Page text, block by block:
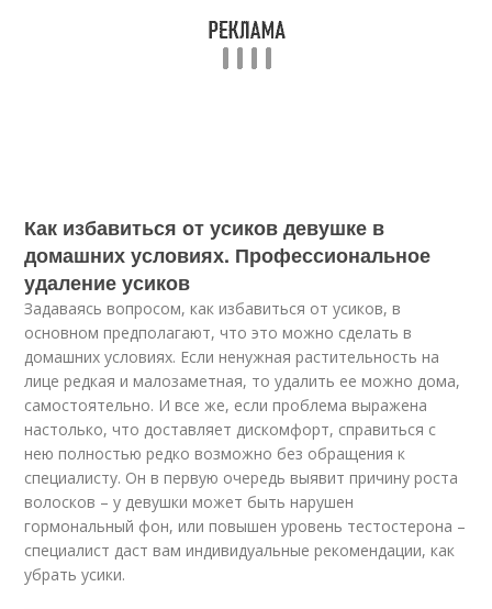
Как избавиться от усиков девушке в
домашних условиях. Профессиональное
удаление усиков
Задаваясь вопросом, как избавиться от усиков, в
основном предполагают, что это можно сделать в
домашних условиях. Если ненужная растительность на
лице редкая и малозаметная, то удалить ее можно дома,
самостоятельно. И все же, если проблема выражена
настолько, что доставляет дискомфорт, справиться с
нею полностью редко возможно без обращения к
специалисту. Он в первую очередь выявит причину роста
волосков – у девушки может быть нарушен
гормональный фон, или повышен уровень тестостерона –
специалист даст вам индивидуальные рекомендации, как
убрать усики.